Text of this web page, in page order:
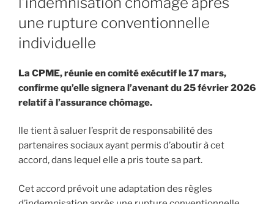
une rupture conventionnelle
individuelle
La CPME, réunie en comité exécutif le 17 mars,
confirme qu’elle signera l’avenant du 25 février 2026
relatif à l’assurance chômage.
lle tient à saluer l’esprit de responsabilité des
partenaires sociaux ayant permis d’aboutir à cet
accord, dans lequel elle a pris toute sa part.
Cet accord prévoit une adaptation des règles